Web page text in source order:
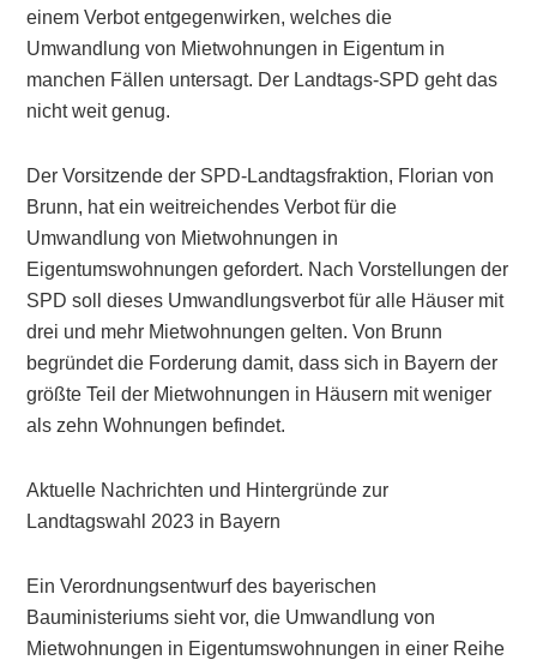
einem Verbot entgegenwirken, welches die
Umwandlung von Mietwohnungen in Eigentum in
manchen Fällen untersagt. Der Landtags-SPD geht das
nicht weit genug.
Der Vorsitzende der SPD-Landtagsfraktion, Florian von
Brunn, hat ein weitreichendes Verbot für die
Umwandlung von Mietwohnungen in
Eigentumswohnungen gefordert. Nach Vorstellungen der
SPD soll dieses Umwandlungsverbot für alle Häuser mit
drei und mehr Mietwohnungen gelten. Von Brunn
begründet die Forderung damit, dass sich in Bayern der
größte Teil der Mietwohnungen in Häusern mit weniger
als zehn Wohnungen befindet.
Aktuelle Nachrichten und Hintergründe zur
Landtagswahl 2023 in Bayern
Ein Verordnungsentwurf des bayerischen
Bauministeriums sieht vor, die Umwandlung von
Mietwohnungen in Eigentumswohnungen in einer Reihe